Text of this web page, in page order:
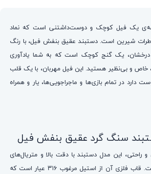
یک فیل کوچک و دوست‌داشتنی است که نماد
شیرین است. دستبند عقیق بنفش فیل، با رنگ
یک گنج کوچک است که به شما یادآوری
خاص و بی‌نظیر هستید. این فیل مهربان، با یک قلب
در تمام بازی‌ها و ماجراجویی‌ها، یار و همراه
سنگ گرد عقیق بنفش فیل
و راحتی، این مدل دستبند با دقت بالا و متریال‌های
پایدار ساخته شده است. قاب فلزی آن از استیل مرغوب ۳۱۶ عیار است که